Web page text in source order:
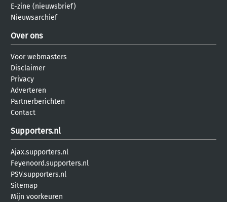
E-zine (nieuwsbrief)
Nieuwsarchief
Over ons
Voor webmasters
Disclaimer
Privacy
Adverteren
Partnerberichten
Contact
Supporters.nl
Ajax.supporters.nl
Feyenoord.supporters.nl
PSV.supporters.nl
Sitemap
Mijn voorkeuren